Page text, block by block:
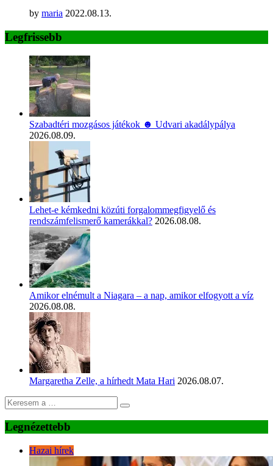
by maria 2022.08.13.
Legfrissebb
Szabadtéri mozgásos játékok ☻ Udvari akadálypálya
2026.08.09.
Lehet-e kémkedni közúti forgalommegfigyelő és
rendszámfelismerő kamerákkal? 2026.08.08.
Amikor elnémult a Niagara – a nap, amikor elfogyott a víz
2026.08.08.
Margaretha Zelle, a hírhedt Mata Hari 2026.08.07.
Legnézettebb
Hazai hírek